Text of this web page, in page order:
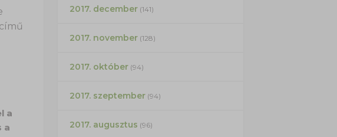
a
a
2017. december(141)
2017. november(128)
2017. október(94)
2017. szeptember(94)
2017. augusztus (96)